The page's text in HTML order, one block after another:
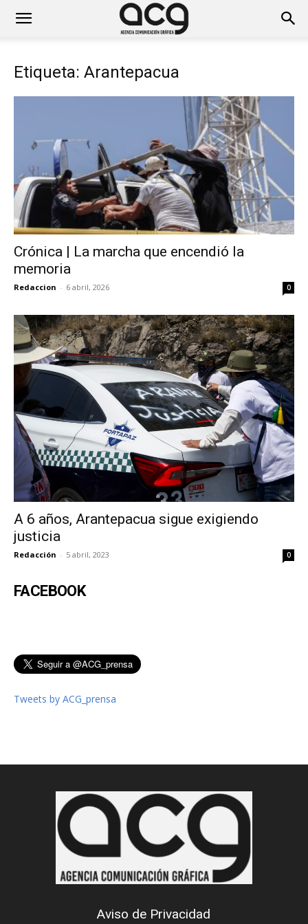
Etiqueta: Arantepacua
Crónica | La marcha que encendió la
memoria
Redaccion - 6 abril, 2026 0
A 6 años, Arantepacua sigue exigiendo
justicia
Redacción - 5 abril, 2023 0
FACEBOOK
Tweets by ACG_prensa
Aviso de Privacidad